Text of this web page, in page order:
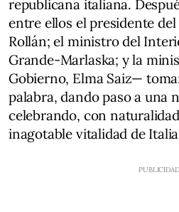
republicana italiana.
entre ellos el presidente del
Rollán; el ministro del
Grande-Marlaska; y la
Gobierno, Elma Saiz—
palabra, dando paso a una
celebrando, con
inagotable vitalidad de